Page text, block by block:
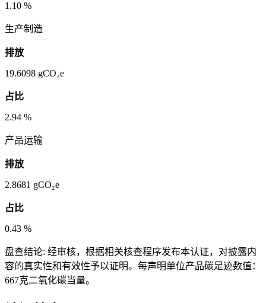
1.10 %
生产制造
排放
19.6098 gCO₂e
占比
2.94 %
产品运输
排放
2.8681 gCO₂e
占比
0.43 %
盘查结论: 经审核，根据相关核查程序发布本认证，对披露内
容的真实性和有效性予以证明。每声明单位产品碳足迹数值：
667克二氧化碳当量。